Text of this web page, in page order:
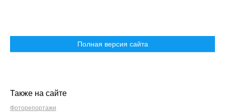
Полная версия сайта
Также на сайте
Фоторепортажи